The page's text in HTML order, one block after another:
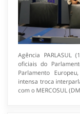
Agência PARLASUL
oficiais do
Parlamento
intensa troca
com o MERCOSUL